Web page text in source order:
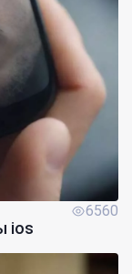
6560
ios